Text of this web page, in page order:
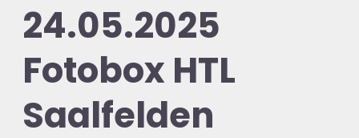
24.05.2025
Fotobox HTL
Saalfelden